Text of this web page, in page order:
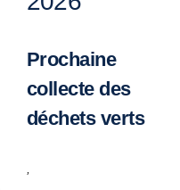
Prochaine
collecte des
déchets verts
,